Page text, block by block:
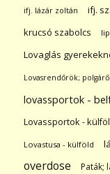
ifj. lázár zoltán ifj.
krucsó szabolcs
Lovaglás
Lovasrendőrök;
lovassportok -
Lovassportok -
Lovastusa - külföld
overdose Paták;